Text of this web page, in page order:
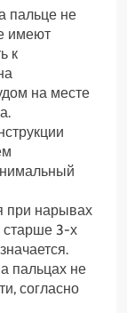
пальце не
имеют
к
на месте
при нарывах
старше 3-х
пальцах не
согласно